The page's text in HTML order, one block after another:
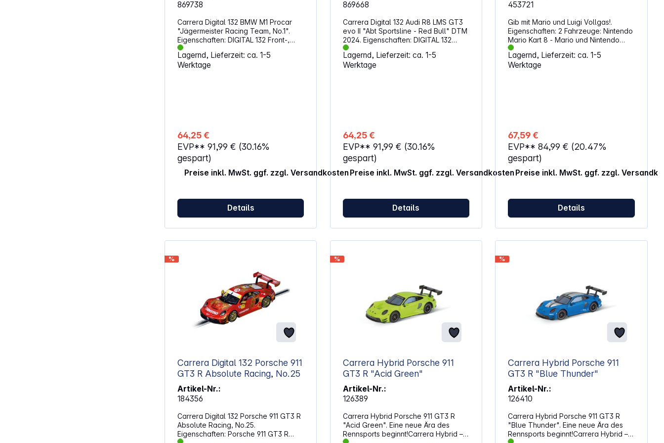
empfindlichen Personen Epilepsie
auslösen können.
869738
Carrera Digital 132 BMW M1 Procar
"Jägermeister Racing Team, No.1".
Eigenschaften: DIGITAL 132 Front-,
Rück- und Bremslicht Original BMW
Lizenz Maßstab 1:32 Ab 8 Jahren
ACHTUNG!Nicht für Kinder unter 3
Lagernd, Lieferzeit: ca. 1-5
Werktage
64,25 €
EVP** 91,99 € (30.16%
gespart)
Preise inkl. MwSt. ggf. zzgl. Versandkosten
Details
869668
Carrera Digital 132 Audi R8 LMS GT3
evo II "Abt Sportsline - Red Bull" DTM
2024. Eigenschaften: DIGITAL 132
Front-, Rück- und Bremslicht Original
Audi und Red Bull Lizenz Maßstab 1:32
Ab 8 Jahren ACHTUNG!Nicht für
Lagernd, Lieferzeit: ca. 1-5
Werktage
64,25 €
EVP** 91,99 € (30.16%
gespart)
Preise inkl. MwSt. ggf. zzgl. Versandkosten
Details
453721
Gib mit Mario und Luigi Vollgas!.
Eigenschaften: 2 Fahrzeuge: Nintendo
Mario Kart 8 - Mario und Nintendo
Mario Kart 8 - Luigi 2 Handregler mit
Turbo-Knopf Rennstrecke: 4,9 Meter
Mit Highspeed-Gerade, Kurven und
verschluckbarer Kleinteile.
Lagernd, Lieferzeit: ca. 1-5
Werktage
67,59 €
EVP**84,99 € (20.47%
gespart)
Preise inkl. MwSt. ggf. zzgl.
Details
%
Carrera Digital 132 Porsche 911
GT3 R Absolute Racing, No.25
Artikel-Nr.:
184356
Carrera Digital 132 Porsche 911 GT3 R
Absolute Racing, No.25.
Eigenschaften: Porsche 911 GT3 R
%
Carrera Hybrid Porsche 911
GT3 R "Acid Green"
Artikel-Nr.:
126389
Carrera Hybrid Porsche 911 GT3 R
"Acid Green". Eine neue Ära des
Rennsports beginnt!Carrera Hybrid –
%
Carrera Hybrid Porsche 911
GT3 R "Blue Thunder"
Artikel-Nr.:
126410
Carrera Hybrid Porsche 911 GT3 R
"Blue Thunder". Eine neue Ära des
Rennsports beginnt!Carrera Hybrid –